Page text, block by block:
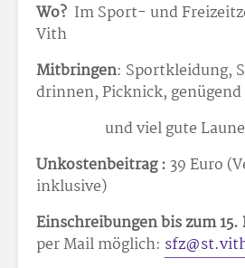
Wo? Im Sport- und
Vith
Mitbringen: Sportkleidung,
drinnen, Picknick,
und viel gute
Unkostenbeitrag :39 Euro
inklusive)
Einschreibungen bis zum 15.
per Mail möglich: